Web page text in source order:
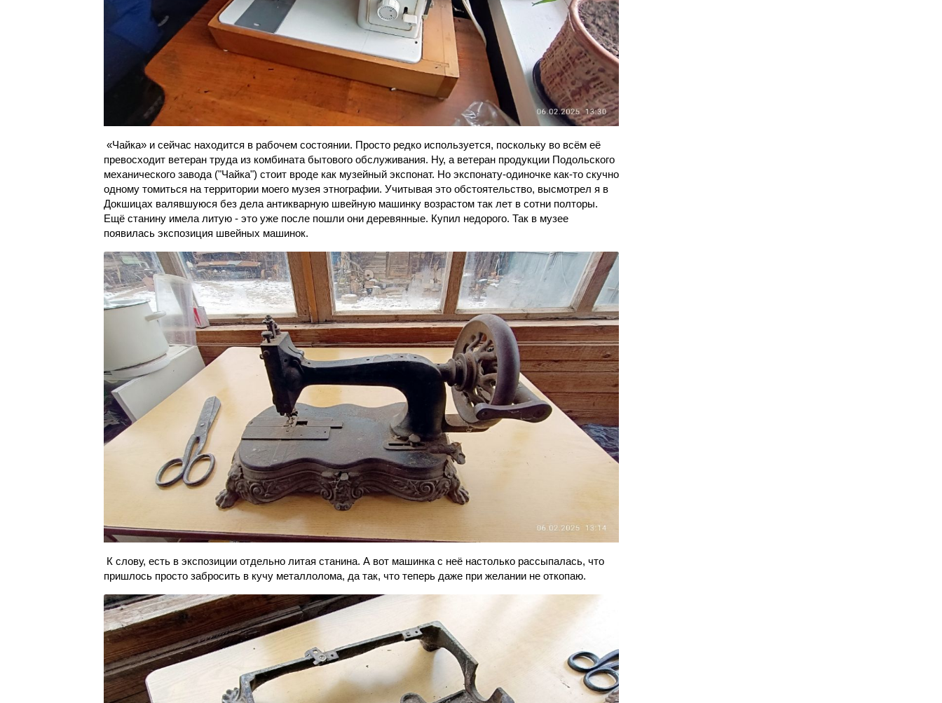
«Чайка» и сейчас находится в рабочем состоянии. Просто редко используется, поскольку во всём её
превосходит ветеран труда из комбината бытового обслуживания. Ну, а ветеран продукции Подольского
механического завода ("Чайка") стоит вроде как музейный экспонат. Но экспонату-одиночке как-то скучно
одному томиться на территории моего музея этнографии. Учитывая это обстоятельство, высмотрел я в
Докшицах валявшуюся без дела антикварную швейную машинку возрастом так лет в сотни полторы.
Ещё станину имела литую - это уже после пошли они деревянные. Купил недорого. Так в музее
появилась экспозиция швейных машинок.
К слову, есть в экспозиции отдельно литая станина. А вот машинка с неё настолько рассыпалась, что
пришлось просто забросить в кучу металлолома, да так, что теперь даже при желании не откопаю.